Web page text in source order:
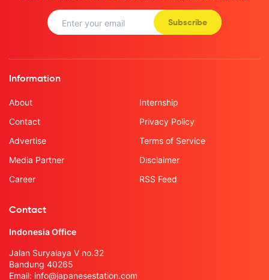
Subscribe
Information
About
Contact
Advertise
Media Partner
Career
Internship
Privacy Policy
Terms of Service
Disclaimer
RSS Feed
Contact
Indonesia Office
Jalan Suryalaya V no.32
Bandung 40265
Email: info@japanesestation.com